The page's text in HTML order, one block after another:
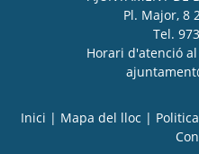
Pl. Major, 8
Tel.
Horari d'atenció
Inici | Mapa del lloc |